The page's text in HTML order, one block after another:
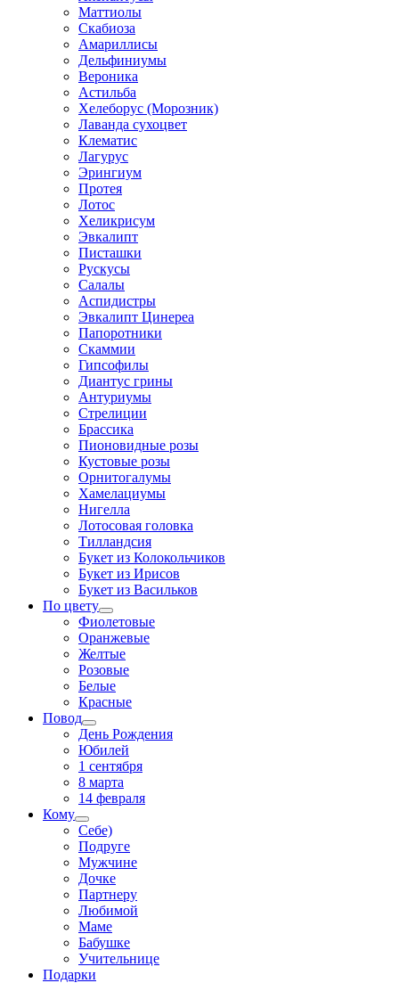
Маттиолы
Скабиоза
Амариллисы
Дельфиниумы
Вероника
Астильба
Хелеборус (Морозник)
Лаванда сухоцвет
Клематис
Лагурус
Эрингиум
Протея
Лотос
Хеликрисум
Эвкалипт
Писташки
Рускусы
Салалы
Аспидистры
Эвкалипт Цинереа
Папоротники
Скаммии
Гипсофилы
Диантус грины
Антуриумы
Стрелиции
Брассика
Пионовидные розы
Кустовые розы
Орнитогалумы
Хамелациумы
Нигелла
Лотосовая головка
Тилландсия
Букет из Колокольчиков
Букет из Ирисов
Букет из Васильков
По цвету
Фиолетовые
Оранжевые
Желтые
Розовые
Белые
Красные
Повод
День Рождения
Юбилей
1 сентября
8 марта
14 февраля
Кому
Себе)
Подруге
Мужчине
Дочке
Партнеру
Любимой
Маме
Бабушке
Учительнице
Подарки